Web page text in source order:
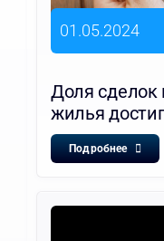
01.05.2024
Доля сделок
жилья
Подробнее